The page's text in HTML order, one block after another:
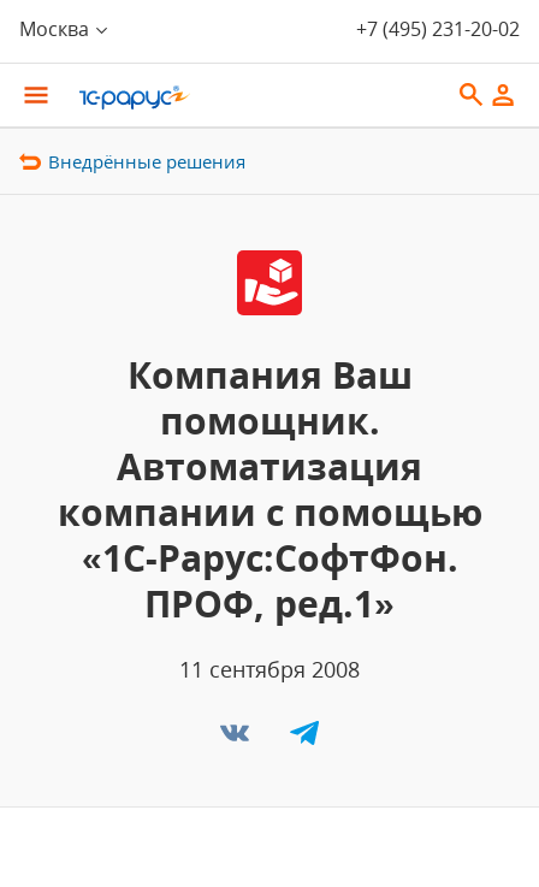
Москва +7 (495) 231-20-02
Внедрённые решения
Компания Ваш
помощник.
Автоматизация
компании с помощью
«1С-Рарус:СофтФон.
ПРОФ, ред.1»
11 сентября 2008